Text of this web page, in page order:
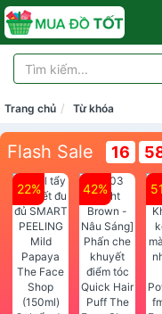
Trang chủ Từ khóa
Flash Sale 16
22% 42%